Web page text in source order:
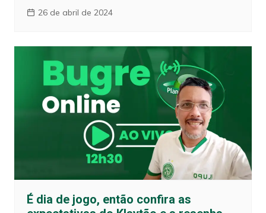
26 de abril de 2024
É dia de jogo, então confira as